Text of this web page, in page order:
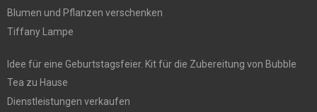
Blumen und Pflanzen verschenken
Tiffany Lampe
Idee für eine Geburtstagsfeier. Kit für die Zubereitung von Bubble
Tea zu Hause
Dienstleistungen verkaufen